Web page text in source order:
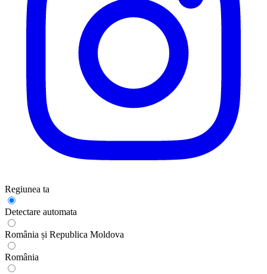
Regiunea ta
Detectare automata
România și Republica Moldova
România